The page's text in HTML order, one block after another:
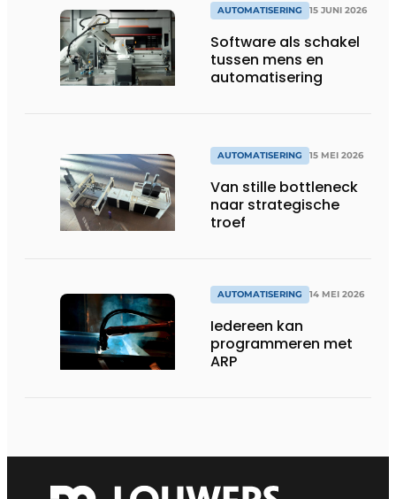
AUTOMATISERING 15 JUNI 2026
Software als schakel
tussen mens en
automatisering
AUTOMATISERING 15 MEI 2026
Van stille bottleneck
naar strategische
troef
AUTOMATISERING 14 MEI 2026
Iedereen kan
programmeren met
ARP